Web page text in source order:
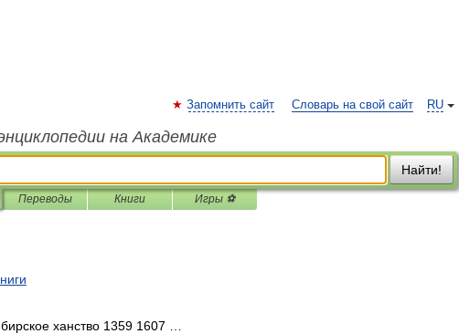
RU
Запомнить сайт Словарь на свой сайт
на Академике
Найти!
Переводы Книги Игры ⚽
ханство 1359 1607 …